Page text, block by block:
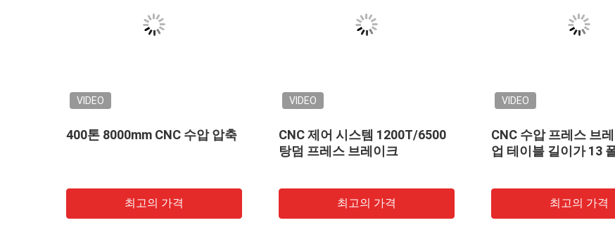
자동 CNC 프레스 브레이크 굽
최고의 가격
2-WE67K-800/6500 전기 수압
CNC 프레스 브레이크 굽기 기
최고의 가격
500 톤 수력 CNC 협력 프레스
브레이크 기계 8200 밀리미터
최고의 가격